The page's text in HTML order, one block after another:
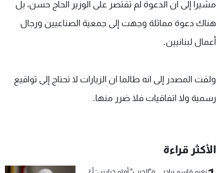
مشيراً إلى ان الدعوة لم تقتصر على الوزير الحاج حسن، بل
هناك دعوة مماثلة وجهت إلى جمعية الصناعيين ورجال
أعمال لبنانيين.
ولفت المصدر إلى انه طالما ان الزيارات لا تحتاج إلى تواقيع
رسمية ولا اتفاقيات فلا ضرر منها.
الأكثر قراءة